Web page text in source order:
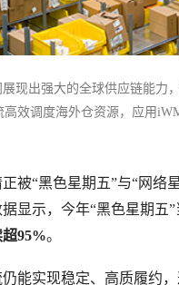
现出强大的全球供应链能力
效调度海外仓资源，应用
和正逆一体服务进一步优化
牌出海及海外客户降本增效
被“黑色星期五”与“网络
显示，今年“黑色星期五”
95%。
能实现稳定、高质履约